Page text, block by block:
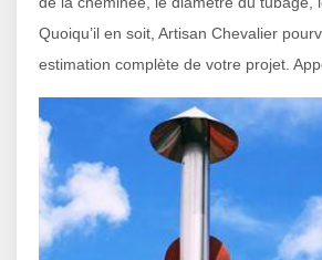
Quoiqu’il en soit, Artisan Chevalier
estimation complète de votre projet.